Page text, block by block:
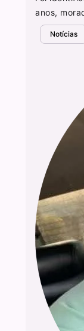
anos,
Notícias